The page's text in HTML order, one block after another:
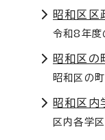
昭和区区
令和8年度
昭和区の
昭和区の
昭和区内
区内各学